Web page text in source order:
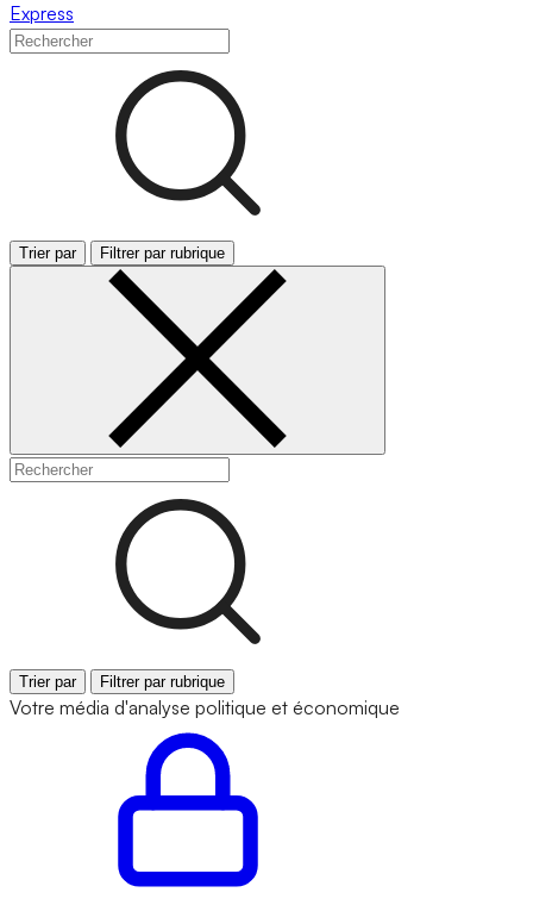
Express
Trier par Filtrer par rubrique
Trier par Filtrer par rubrique
Votre média d'analyse politique et économique